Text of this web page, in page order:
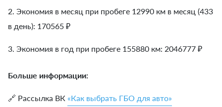
2. Экономия в месяц при пробеге 12990 км в месяц (433
в день): 170565 ₽
3. Экономия в год при пробеге 155880 км: 2046777 ₽
Больше информации:
🔗 Рассылка ВК «Как выбрать ГБО для авто»